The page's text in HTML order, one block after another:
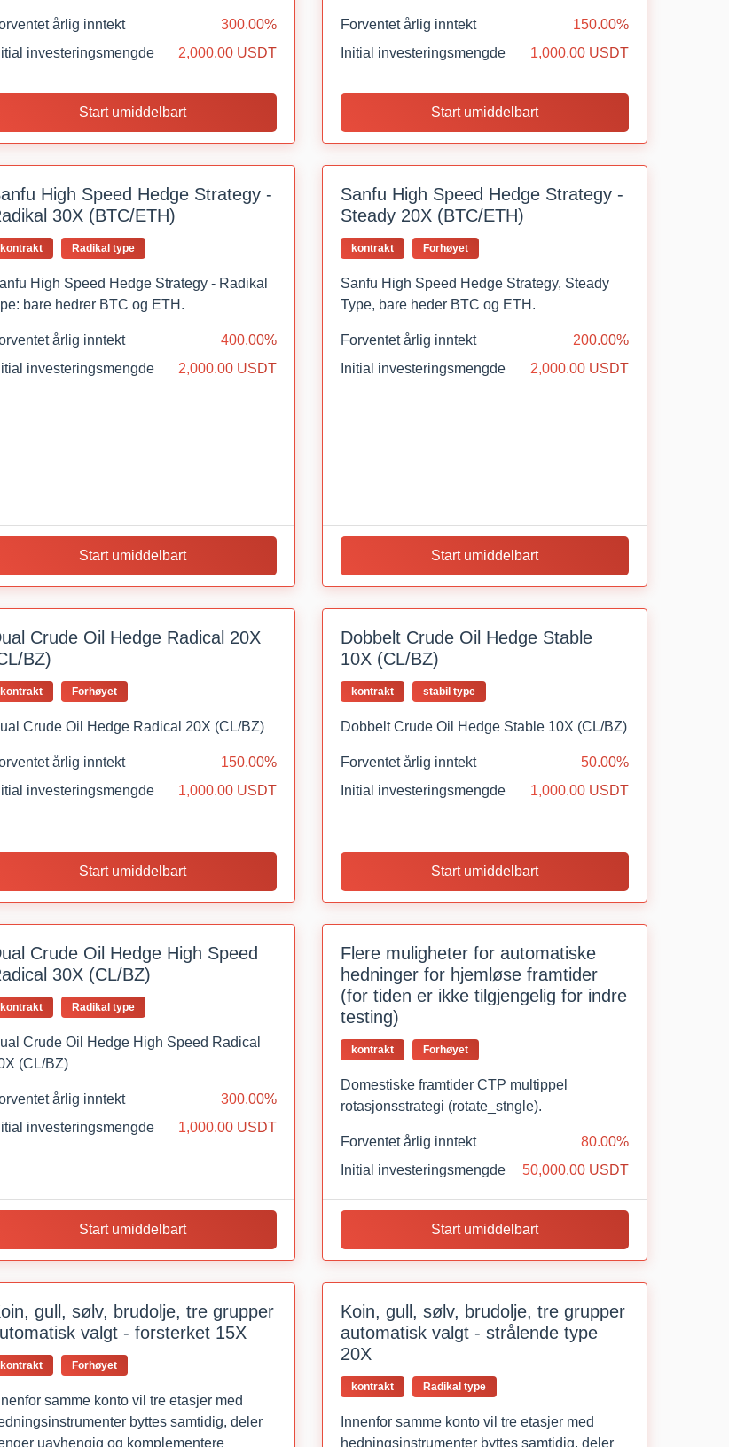
årlig inntekt
300.00%
investeringsmengde
2,000.00 USDT
Start umiddelbart
Forventet årlig inntekt
150.00%
Initial investeringsmengde
1,000.00 USDT
Start umiddelbart
High Speed Hedge Strategy -
30X (BTC/ETH)
kontrakt Radikal type
High Speed Hedge Strategy - Radikal
bare hedrer BTC og ETH.
årlig inntekt
400.00%
investeringsmengde
2,000.00 USDT
Start umiddelbart
Sanfu High Speed Hedge Strategy -
Steady 20X (BTC/ETH)
kontrakt Forhøyet
Sanfu High Speed Hedge Strategy, Steady
Type, bare heder BTC og ETH.
Forventet årlig inntekt
200.00%
Initial investeringsmengde
2,000.00 USDT
Start umiddelbart
Crude Oil Hedge Radical 20X
BZ)
kontrakt Forhøyet
Crude Oil Hedge Radical 20X (CL/BZ)
årlig inntekt
150.00%
investeringsmengde
1,000.00 USDT
Start umiddelbart
Dobbelt Crude Oil Hedge Stable
10X (CL/BZ)
kontrakt stabil type
Dobbelt Crude Oil Hedge Stable 10X (CL/BZ)
Forventet årlig inntekt
50.00%
Initial investeringsmengde
1,000.00 USDT
Start umiddelbart
Crude Oil Hedge High Speed
30X (CL/BZ)
kontrakt Radikal type
Crude Oil Hedge High Speed Radical
(CL/BZ)
årlig inntekt
300.00%
investeringsmengde
1,000.00 USDT
Start umiddelbart
Flere muligheter for automatiske
hedninger for hjemløse framtider
(for tiden er ikke tilgjengelig for indre
testing)
kontrakt Forhøyet
Domestiske framtider CTP multippel
rotasjonsstrategi (rotate_stngle).
Forventet årlig inntekt
80.00%
Initial investeringsmengde
50,000.00 USDT
Start umiddelbart
gull, sølv, brudolje, tre grupper
valgt - forsterket 15X
kontrakt Forhøyet
samme konto vil tre etasjer med
byttes samtidig, deler
uavhengig og komplementere
Koin, gull, sølv, brudolje, tre grupper
automatisk valgt - strålende type
20X
kontrakt Radikal type
Innenfor samme konto vil tre etasjer med
hedningsinstrumenter byttes samtidig, deler